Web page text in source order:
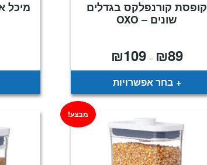
קופסת קורנפלקס בגדלים
שונים – OXO
₪89
–
₪109
⁦₪89⁩
בחר אפשרויות
מבצע!